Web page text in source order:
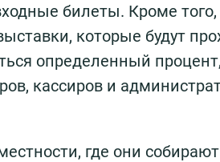
билеты. Кроме того,
которые будут
определенный
кассиров и
где они собирают